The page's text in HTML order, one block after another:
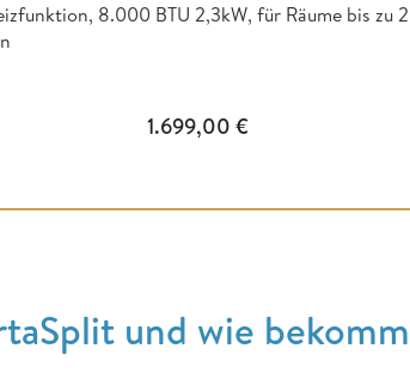
8.000 BTU 2,3kW, für Räume bis zu
1.699,00 €
und wie